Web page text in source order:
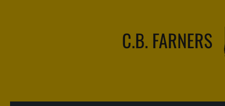
C.B. FARNERS